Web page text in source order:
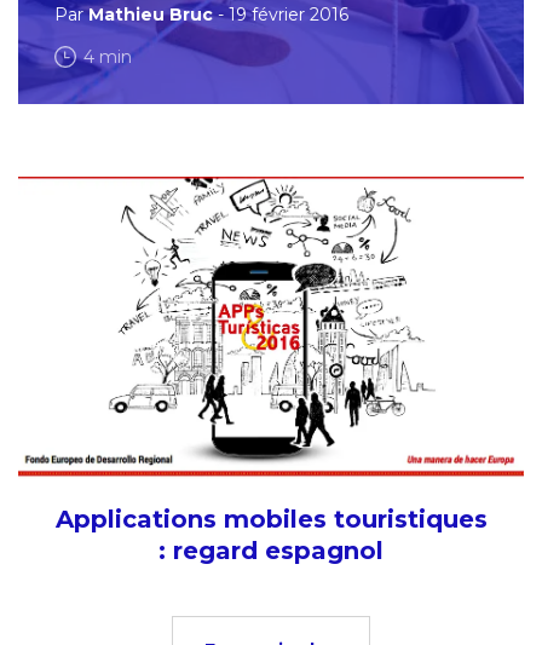
ParMathieu Bruc- 19 février 2016
4 min
Applications mobiles touristiques
: regard espagnol